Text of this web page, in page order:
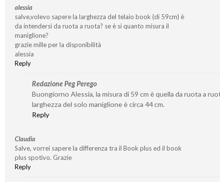
alessia
salve,volevo sapere la larghezza del telaio book (di 59cm) è
da intendersi da ruota a ruota? se è si quanto misura il
maniglione?
grazie mille per la disponibilità
alessia
Reply
Redazione Peg Perego
Buongiorno Alessia, la misura di 59 cm è quella da ruota a
larghezza del solo maniglione è circa 44 cm.
Reply
Claudia
Salve, vorrei sapere la differenza tra il Book plus ed il book
plus spotivo. Grazie
Reply